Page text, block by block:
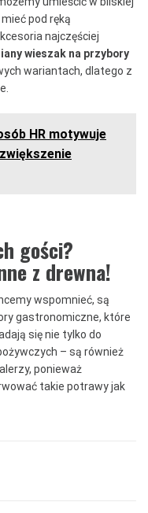
pod ręką
najczęściej
wieszak na przybory
wariantach, dlatego z
HR motywuje
gości?
z drewna!
wspomnieć, są
gastronomiczne, które
się nie tylko do
– są również
ponieważ
takie potrawy jak